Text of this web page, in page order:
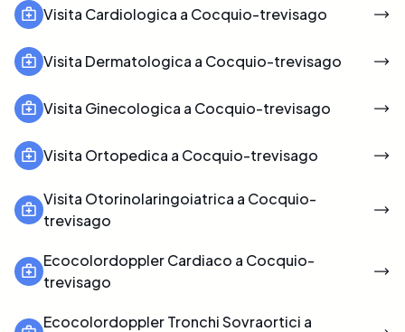
Visita Cardiologica a Cocquio-trevisago
Visita Dermatologica a Cocquio-trevisago
Visita Ginecologica a Cocquio-trevisago
Visita Ortopedica a Cocquio-trevisago
Visita Otorinolaringoiatrica a Cocquio-
trevisago
Ecocolordoppler Cardiaco a Cocquio-
trevisago
Ecocolordoppler Tronchi Sovraortici a